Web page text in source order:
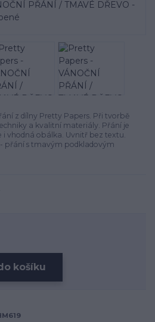
z dílny Pretty Papers. Při tvorbě
a kvalitní materiály. Přání je
i vhodná obálka. Uvnitř bez textu.
- přání s tmavým podkladovým
košíku